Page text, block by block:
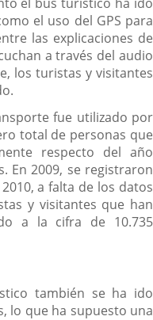
el uso del GPS para
las explicaciones de
a través del audio
los turistas y visitantes
fue utilizado por
total de personas que
respecto del año
En 2009, se registraron
a falta de los datos
y visitantes que han
a la cifra de 10.735
también se ha ido
lo que ha supuesto una